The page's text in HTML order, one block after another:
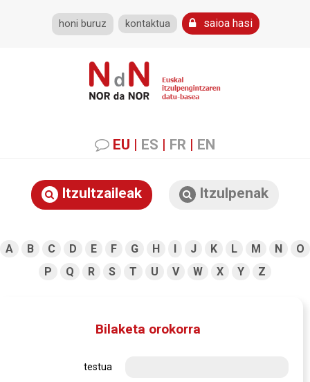
honi buruz kontaktua saioa hasi
EU | ES | FR | EN
Itzultzaileak Itzulpenak
A B C D E F G H I J K L M N
O
P
Q R S T U V W X Y Z
Bilaketa orokorra
testua